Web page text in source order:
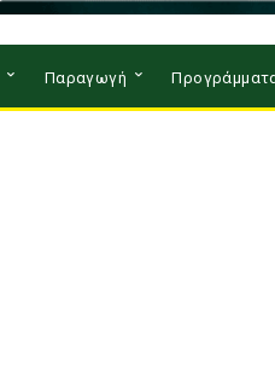
Παραγωγή